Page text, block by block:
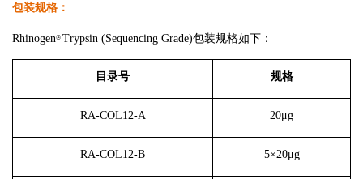
包装规格：
Rhinogen® Trypsin (Sequencing Grade)包装规格如下：
目录号 规格
RA-COL12-A 20μg
RA-COL12-B 5×20μg